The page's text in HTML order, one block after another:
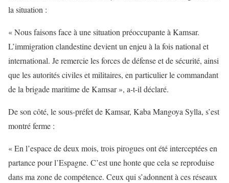
la situation :
« Nous faisons face à une situation préoccupante à Kamsar.
L’immigration clandestine devient un enjeu à la fois national et
international. Je remercie les forces de défense et de sécurité, ainsi
que les autorités civiles et militaires, en particulier le commandant
de la brigade maritime de Kamsar », a-t-il déclaré.
De son côté, le sous-préfet de Kamsar, Kaba Mangoya Sylla, s’est
montré ferme :
« En l’espace de deux mois, trois pirogues ont été interceptées en
partance pour l’Espagne. C’est une honte que cela se reproduise
dans ma zone de compétence. Ceux qui s’adonnent à ces réseaux